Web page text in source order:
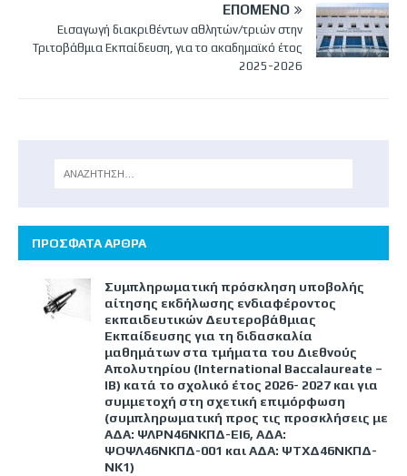
ΕΠΌΜΕΝΟ
Εισαγωγή διακριθέντων αθλητών/τριών στην
Τριτοβάθμια Εκπαίδευση, για το ακαδημαϊκό έτος
2025-2026
ΠΡΟΣΦΑΤΑ ΑΡΘΡΑ
Συμπληρωματική πρόσκληση υποβολής
αίτησης εκδήλωσης ενδιαφέροντος
εκπαιδευτικών Δευτεροβάθμιας
Εκπαίδευσης για τη διδασκαλία
μαθημάτων στα τμήματα του Διεθνούς
Απολυτηρίου (International Baccalaureate –
IB) κατά το σχολικό έτος 2026- 2027 και για
συμμετοχή στη σχετική επιμόρφωση
(συμπληρωματική προς τις προσκλήσεις με
ΑΔΑ: ΨΛΡΝ46ΝΚΠΔ-ΕΙ6, ΑΔΑ:
ΨΟΨΛ46ΝΚΠΔ-001 και ΑΔΑ: ΨΤΧΔ46ΝΚΠΔ-
ΝΚ1)